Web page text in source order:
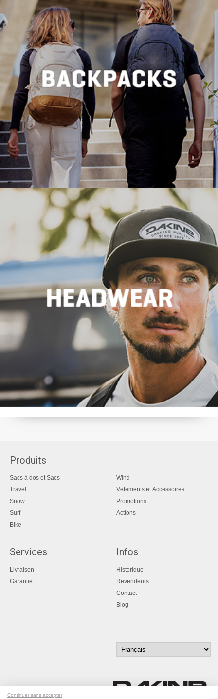
Produits
Sacs à dos et Sacs
Travel
Snow
Surf
Bike
Wind
Vêtements et Accessoires
Promotions
Actions
Services
Livraison
Garantie
Infos
Historique
Revendeurs
Contact
Blog
Continuer sans accepter